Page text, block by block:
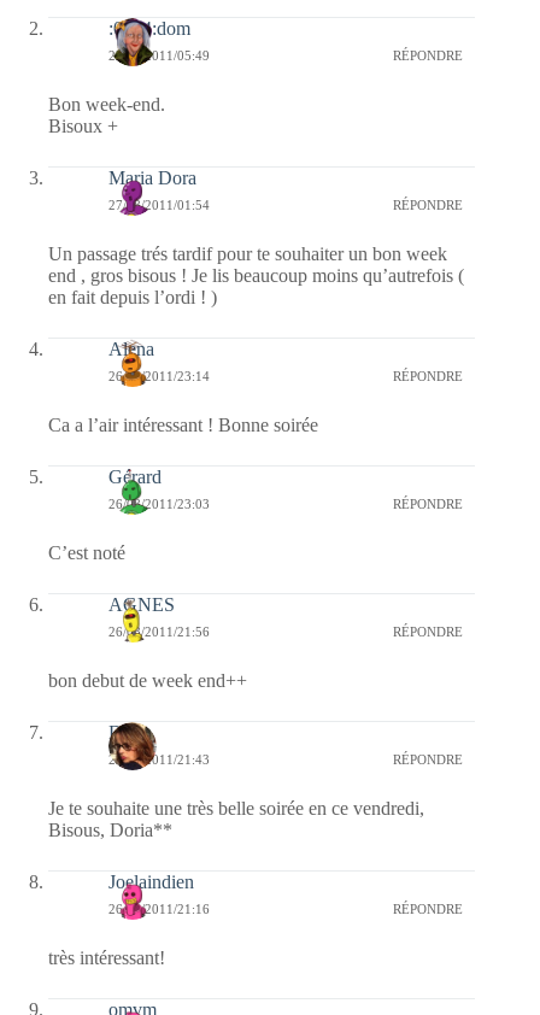
:0014:dom
27/08/2011/05:49 RÉPONDRE
Bon week-end.
Bisoux +
Maria Dora
27/08/2011/01:54 RÉPONDRE
Un passage trés tardif pour te souhaiter un bon week
end , gros bisous ! Je lis beaucoup moins qu’autrefois (
en fait depuis l’ordi ! )
Alena
26/08/2011/23:14 RÉPONDRE
Ca a l’air intéressant ! Bonne soirée
Gérard
26/08/2011/23:03 RÉPONDRE
C’est noté
AGNES
26/08/2011/21:56 RÉPONDRE
bon debut de week end++
Doria
26/08/2011/21:43 RÉPONDRE
Je te souhaite une très belle soirée en ce vendredi,
Bisous, Doria**
Joelaindien
26/08/2011/21:16 RÉPONDRE
très intéressant!
omvm